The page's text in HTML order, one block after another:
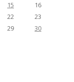
15
16
22
23
29
30